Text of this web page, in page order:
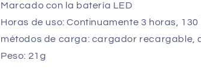
Marcado con la batería LED
Horas de uso: Continuamente 3 horas,
métodos de carga: cargador recargable,
Peso: 21g